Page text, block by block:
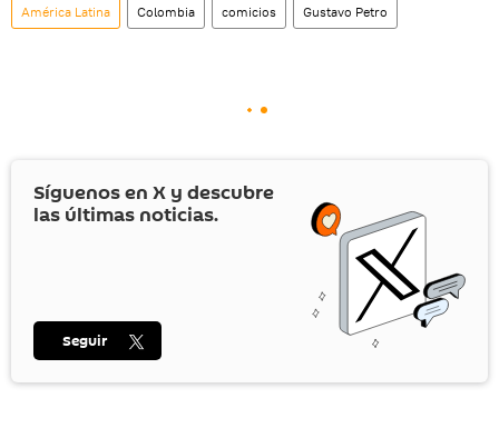
América Latina Colombia comicios Gustavo Petro
Síguenos en X y descubre
las últimas noticias.
Seguir